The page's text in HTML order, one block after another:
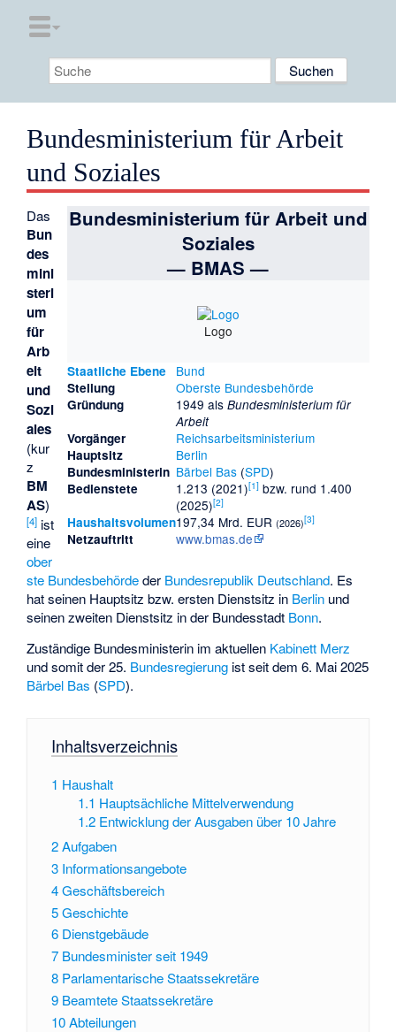
Bundesministerium für Arbeit
und Soziales
Bundesministerium für Arbeit und
Soziales
— BMAS —
Logo
Staatliche Ebene Bund
Stellung Oberste Bundesbehörde
Gründung 1949 als Bundesministerium für
Arbeit
Vorgänger
Reichsarbeitsministerium
Hauptsitz Berlin
Bundesministerin Bärbel Bas(SPD)
Bedienstete 1.213 (2021)[1]bzw. rund 1.400
(2025)[2]
Haushaltsvolumen197,34 Mrd. EUR (2026)[3]
Netzauftritt www.bmas.de
Das
Bun
des
mini
steri
um
für
Arb
eit
und
Sozi
ales
(kur
z
BM
AS)
[4] ist
eine
ober
ste Bundesbehördeder Bundesrepublik Deutschland. Es
hat seinen Hauptsitz bzw. ersten Dienstsitz in Berlin und
seinen zweiten Dienstsitz in der Bundesstadt Bonn.
Zuständige Bundesministerin im aktuellen Kabinett Merz
und somit der 25. Bundesregierung ist seit dem 6. Mai 2025
Bärbel Bas (SPD).
Inhaltsverzeichnis
1 Haushalt
1.1 Hauptsächliche Mittelverwendung
1.2 Entwicklung der Ausgaben über 10 Jahre
2Aufgaben
3 Informationsangebote
4Geschäftsbereich
5Geschichte
6 Dienstgebäude
7 Bundesminister seit 1949
8 Parlamentarische Staatssekretäre
9 Beamtete Staatssekretäre
10Abteilungen